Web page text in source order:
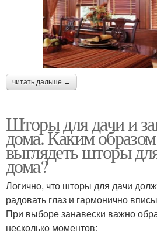
читать дальше →
Шторы для дачи и
дома. Каким
выглядеть шторы
дома?
Логично, что шторы для дачи
радовать глаз и гармонично
При выборе занавески важно
несколько моментов: